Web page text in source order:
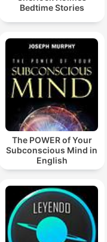
Bedtime Stories
The POWER of Your
Subconscious Mind in
English